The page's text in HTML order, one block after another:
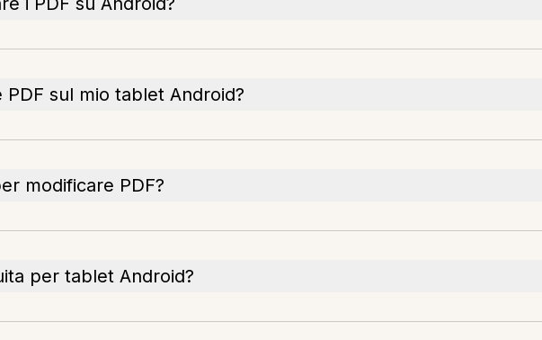
PDF sul mio tablet Android?
modificare PDF?
per tablet Android?